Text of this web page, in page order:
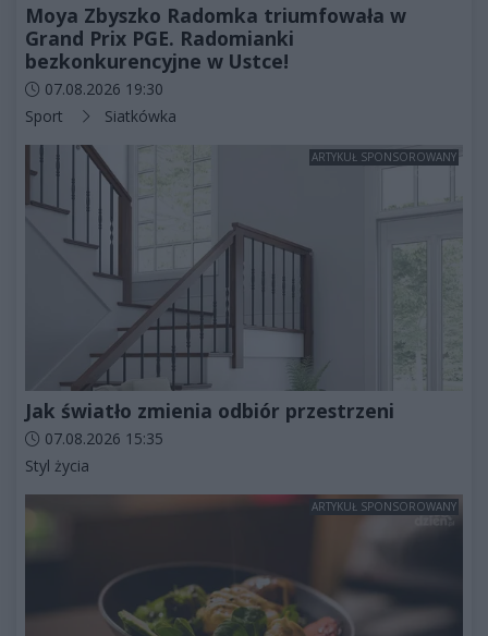
Moya Zbyszko Radomka triumfowała w
Grand Prix PGE. Radomianki
bezkonkurencyjne w Ustce!
Data dodania artykułu:
07.08.2026 19:30
Kategorie artykułu:
Sport Siatkówka
ARTYKUŁ SPONSOROWANY
Jak światło zmienia odbiór przestrzeni
Data dodania artykułu:
07.08.2026 15:35
Kategorie artykułu:
Styl życia
ARTYKUŁ SPONSOROWANY